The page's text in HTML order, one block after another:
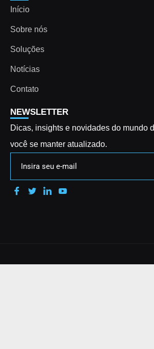
Início
Sobre nós
Soluções
Notícias
Contato
NEWSLETTER
Dicas, insights e novidades do mundo
você se manter atualizado.